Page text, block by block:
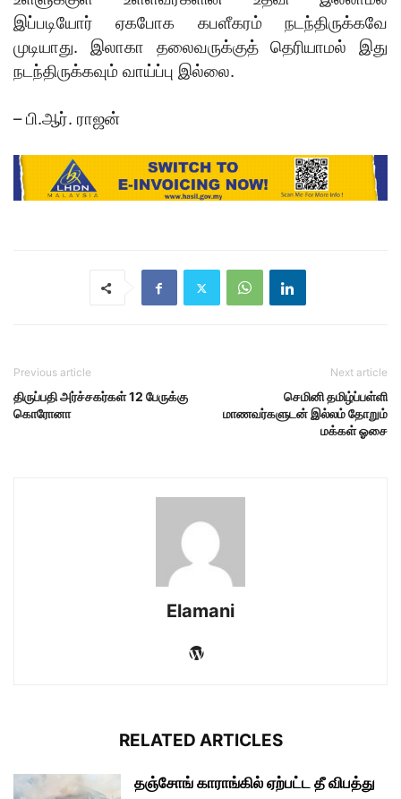
இப்படியோர் ஏகபோக கபளீகரம் நடந்திருக்கவே
முடியாது. இலாகா தலைவருக்குத் தெரியாமல் இது
நடந்திருக்கவும் வாய்ப்பு இல்லை.
– பி.ஆர். ராஜன்
Previous article
திருப்பதி அர்ச்சகர்கள் 12 பேருக்கு
கொரோனா
Next article
செமினி தமிழ்ப்பள்ளி
மாணவர்களுடன் இல்லம் தோறும்
மக்கள் ஓசை
Elamani
RELATED ARTICLES
தஞ்சோங் காராங்கில் ஏற்பட்ட தீ விபத்து